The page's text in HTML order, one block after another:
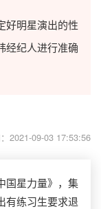
明星演出的性
经纪人进行准确
2021-09-03 17:53:56
星力量》，集
有练习生要求退